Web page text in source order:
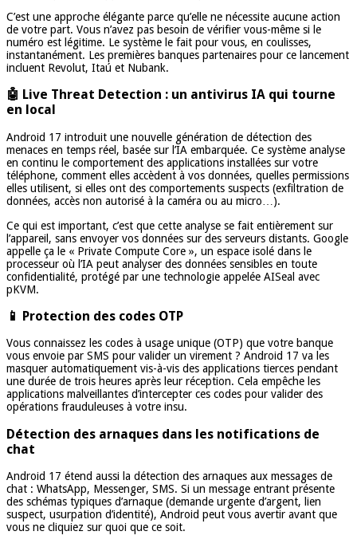
C’est une approche élégante parce qu’elle ne nécessite aucune action
de votre part. Vous n’avez pas besoin de vérifier vous-même si le
numéro est légitime. Le système le fait pour vous, en coulisses,
instantanément. Les premières banques partenaires pour ce lancement
incluent Revolut, Itaú et Nubank.
🤖 Live Threat Detection : un antivirus IA qui tourne
en local
Android 17 introduit une nouvelle génération de détection des
menaces en temps réel, basée sur l’IA embarquée. Ce système analyse
en continu le comportement des applications installées sur votre
téléphone, comment elles accèdent à vos données, quelles permissions
elles utilisent, si elles ont des comportements suspects (exfiltration de
données, accès non autorisé à la caméra ou au micro…).
Ce qui est important, c’est que cette analyse se fait entièrement sur
l’appareil, sans envoyer vos données sur des serveurs distants. Google
appelle ça le « Private Compute Core », un espace isolé dans le
processeur où l’IA peut analyser des données sensibles en toute
confidentialité, protégé par une technologie appelée AISeal avec
pKVM.
📱 Protection des codes OTP
Vous connaissez les codes à usage unique (OTP) que votre banque
vous envoie par SMS pour valider un virement ? Android 17 va les
masquer automatiquement vis-à-vis des applications tierces pendant
une durée de trois heures après leur réception. Cela empêche les
applications malveillantes d’intercepter ces codes pour valider des
opérations frauduleuses à votre insu.
Détection des arnaques dans les notifications de
chat
Android 17 étend aussi la détection des arnaques aux messages de
chat : WhatsApp, Messenger, SMS. Si un message entrant présente
des schémas typiques d’arnaque (demande urgente d’argent, lien
suspect, usurpation d’identité), Android peut vous avertir avant que
vous ne cliquiez sur quoi que ce soit.